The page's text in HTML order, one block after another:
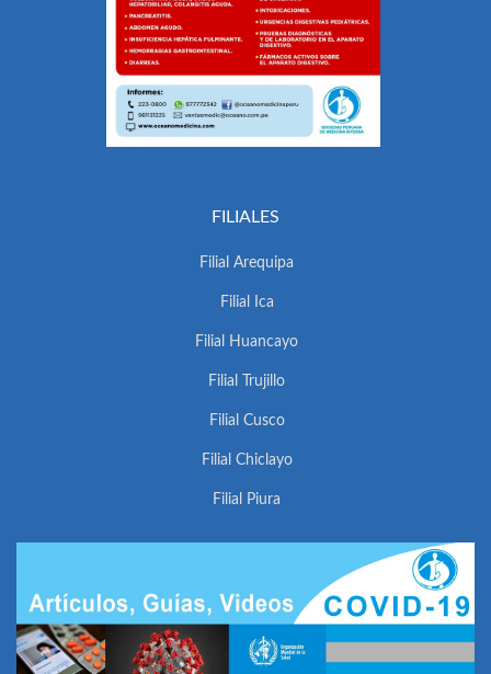
FILIALES
Filial Arequipa
Filial Ica
Filial Huancayo
Filial Trujillo
Filial Cusco
Filial Chiclayo
Filial Piura